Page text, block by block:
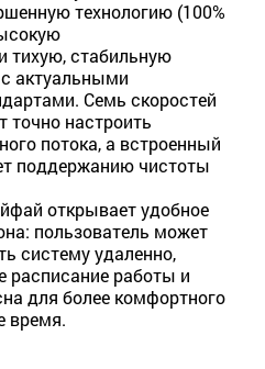
технологию (100%
тихую, стабильную
актуальными
Семь скоростей
точно настроить
потока, а встроенный
поддержанию чистоты
открывает удобное
пользователь может
систему удаленно,
расписание работы и
для более комфортного
время.